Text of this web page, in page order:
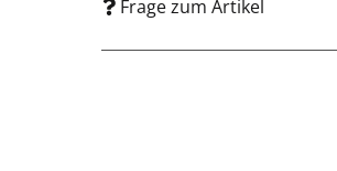
Frage zum Artikel